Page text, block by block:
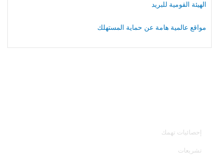
الهيئة القومية للبريد
مواقع عالمية هامة عن حماية المستهلك
إحصائيات تهمك
تشريعات